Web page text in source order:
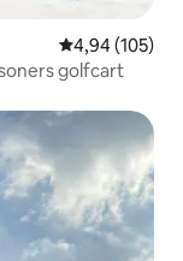
4,94 ud af 5 i
4,94 (105)
golfcart